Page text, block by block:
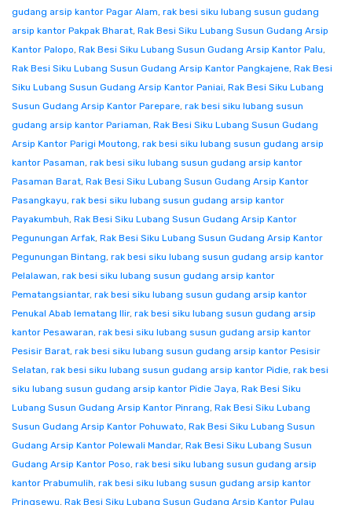
gudang arsip kantor Pagar Alam, rak besi siku lubang susun gudang
arsip kantor Pakpak Bharat, Rak Besi Siku Lubang Susun Gudang Arsip
Kantor Palopo, Rak Besi Siku Lubang Susun Gudang Arsip Kantor Palu,
Rak Besi Siku Lubang Susun Gudang Arsip Kantor Pangkajene, Rak Besi
Siku Lubang Susun Gudang Arsip Kantor Paniai, Rak Besi Siku Lubang
Susun Gudang Arsip Kantor Parepare, rak besi siku lubang susun
gudang arsip kantor Pariaman, Rak Besi Siku Lubang Susun Gudang
Arsip Kantor Parigi Moutong, rak besi siku lubang susun gudang arsip
kantor Pasaman, rak besi siku lubang susun gudang arsip kantor
Pasaman Barat, Rak Besi Siku Lubang Susun Gudang Arsip Kantor
Pasangkayu, rak besi siku lubang susun gudang arsip kantor
Payakumbuh, Rak Besi Siku Lubang Susun Gudang Arsip Kantor
Pegunungan Arfak, Rak Besi Siku Lubang Susun Gudang Arsip Kantor
Pegunungan Bintang, rak besi siku lubang susun gudang arsip kantor
Pelalawan, rak besi siku lubang susun gudang arsip kantor
Pematangsiantar, rak besi siku lubang susun gudang arsip kantor
Penukal Abab lematang Ilir, rak besi siku lubang susun gudang arsip
kantor Pesawaran, rak besi siku lubang susun gudang arsip kantor
Pesisir Barat, rak besi siku lubang susun gudang arsip kantor Pesisir
Selatan, rak besi siku lubang susun gudang arsip kantor Pidie, rak besi
siku lubang susun gudang arsip kantor Pidie Jaya, Rak Besi Siku
Lubang Susun Gudang Arsip Kantor Pinrang, Rak Besi Siku Lubang
Susun Gudang Arsip Kantor Pohuwato, Rak Besi Siku Lubang Susun
Gudang Arsip Kantor Polewali Mandar, Rak Besi Siku Lubang Susun
Gudang Arsip Kantor Poso, rak besi siku lubang susun gudang arsip
kantor Prabumulih, rak besi siku lubang susun gudang arsip kantor
Pringsewu, Rak Besi Siku Lubang Susun Gudang Arsip Kantor Pulau